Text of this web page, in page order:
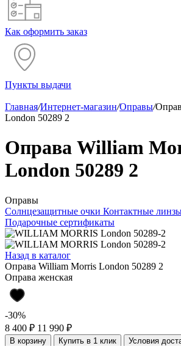
Как оформить заказ
Пункты выдачи
Главная/Интернет-магазин/Оправы/
London 50289 2
Оправа William
London 50289 2
Оправы
Солнцезащитные очки Контактные
Подарочные сертификаты
Назад в каталог
Оправа William Morris London 50289 2
Оправа женская
-30%
8 400 ₽ 11 990 ₽
В корзину Купить в 1 клик Условия